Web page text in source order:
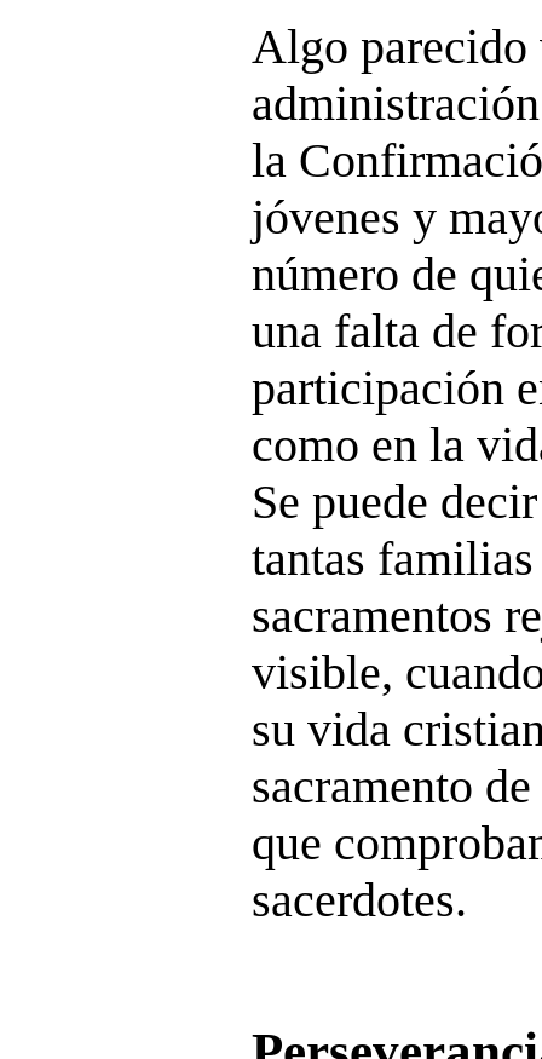
Algo parecido
la
jóvenes y
número de
una falta de
participación
como en la
Se puede
tantas
sacramentos
visible,
su vida
sacramento
que
sacerdotes.